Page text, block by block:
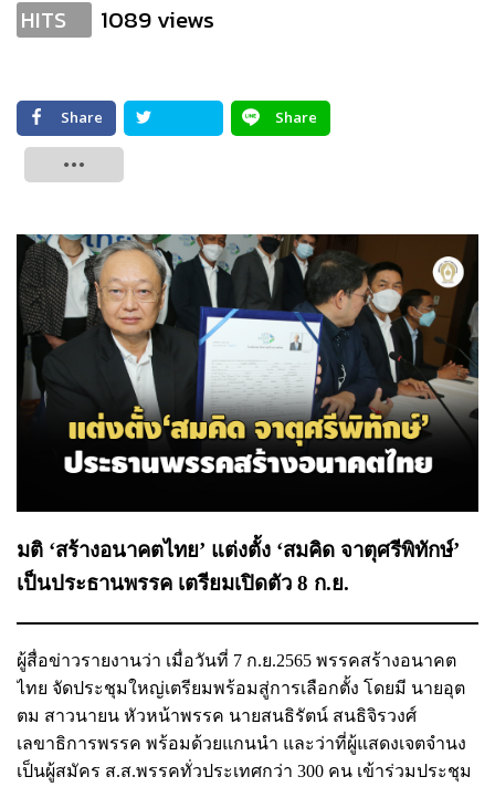
HITS 1089 views
Share
Share
มติ ‘สร้างอนาคตไทย’ แต่งตั้ง ‘สมคิด จาตุศรีพิทักษ์’
เป็นประธานพรรค เตรียมเปิดตัว 8 ก.ย.
ผู้สื่อข่าวรายงานว่า เมื่อวันที่ 7 ก.ย.2565 พรรคสร้างอนาคต
ไทย จัดประชุมใหญ่เตรียมพร้อมสู่การเลือกตั้ง โดยมี นายอุต
ตม สาวนายน หัวหน้าพรรค นายสนธิรัตน์ สนธิจิรวงศ์
เลขาธิการพรรค พร้อมด้วยแกนนำ และว่าที่ผู้แสดงเจตจำนง
เป็นผู้สมัคร ส.ส.พรรคทั่วประเทศกว่า 300 คน เข้าร่วมประชุม